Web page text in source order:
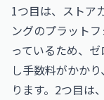
1つ目は、ストア
ングのプラット
っているため、
し手数料がかか
ります。2つ目は